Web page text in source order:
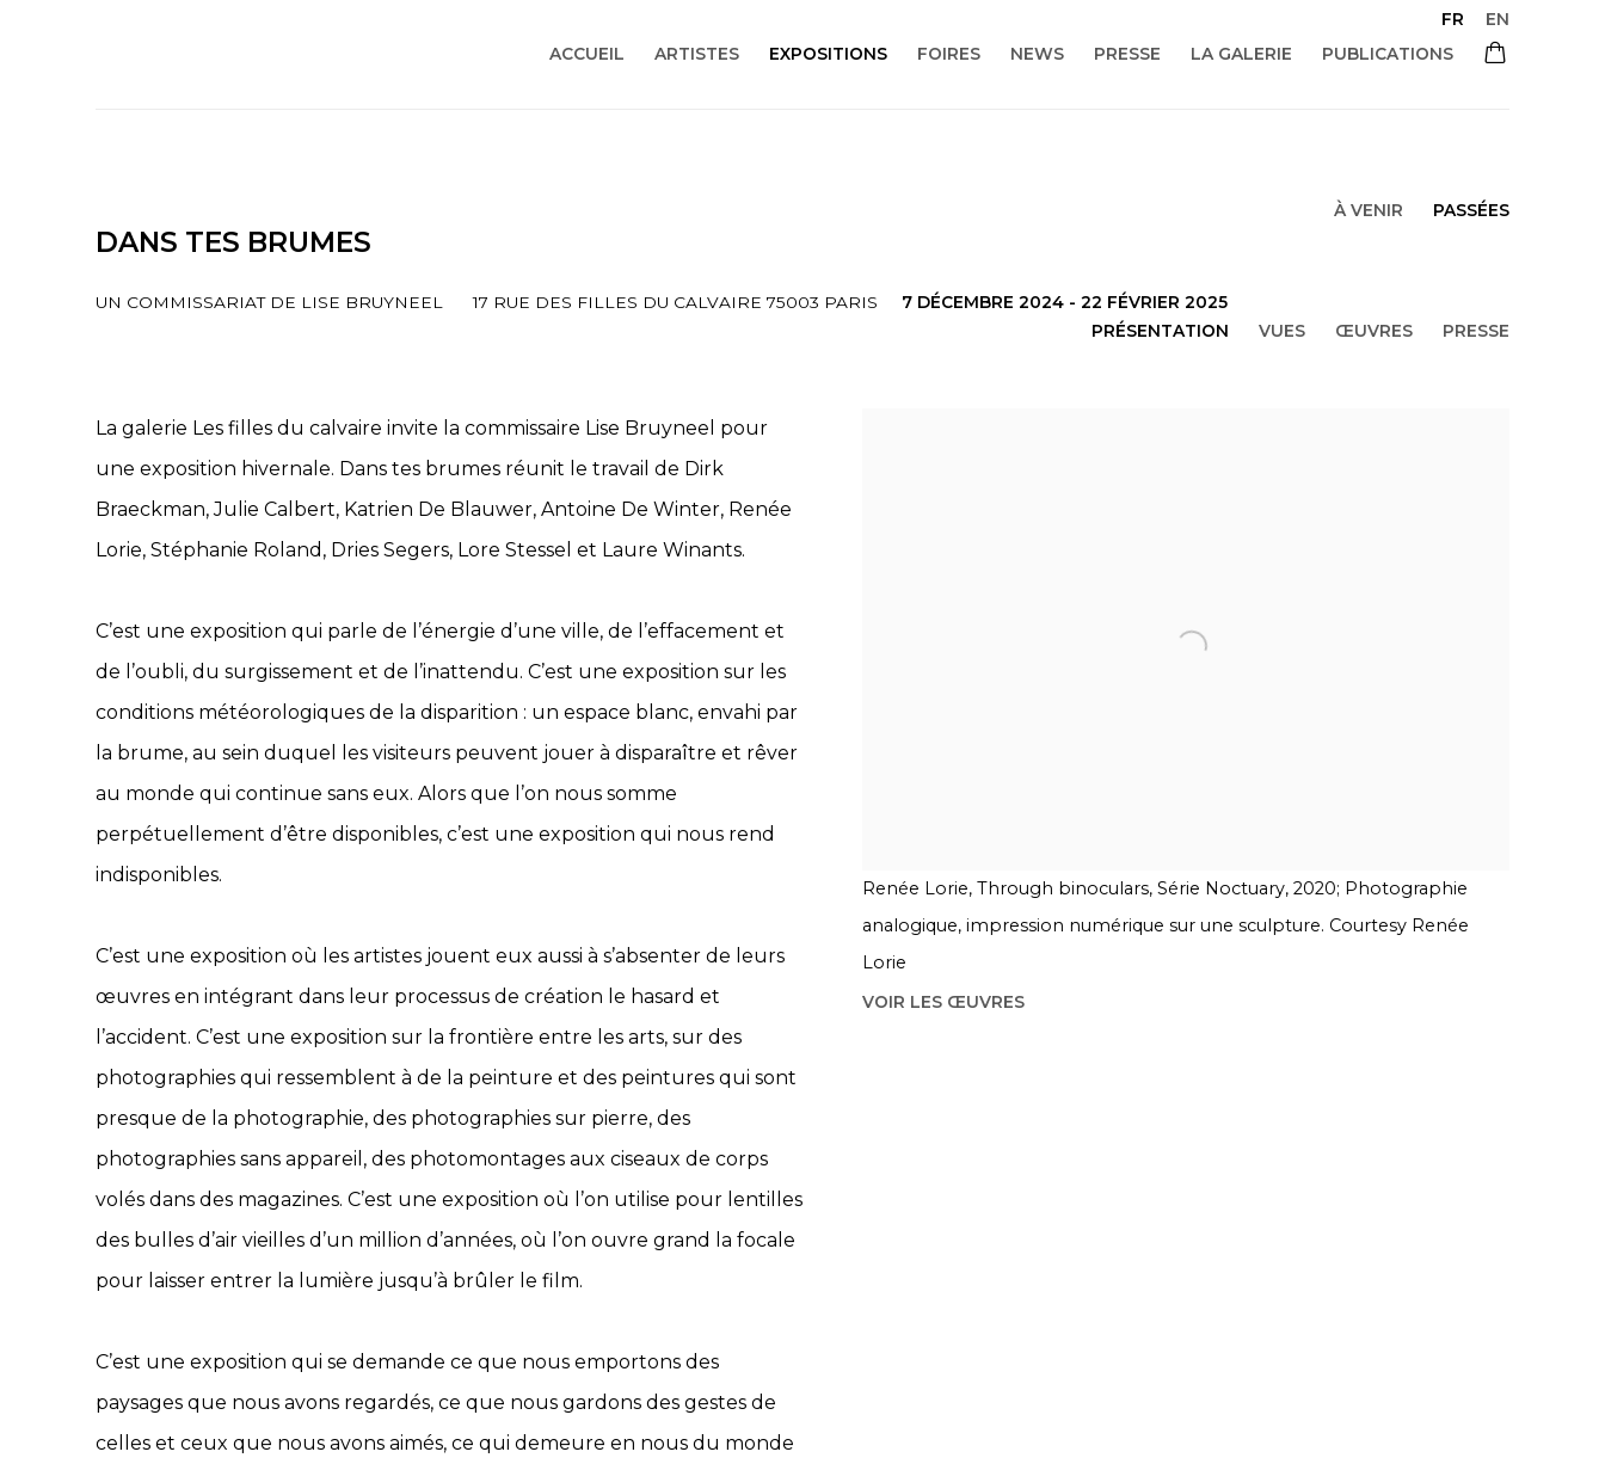
ACCUEIL ARTISTES EXPOSITIONS FOIRES NEWS PRESSE LA GALERIE PUBLICATIONS
FR EN
À VENIR PASSÉES
DANS TES BRUMES
UN COMMISSARIAT DE LISE BRUYNEEL 7 DÉCEMBRE 2024 - 22 FÉVRIER 2025
17 RUE DES FILLES DU CALVAIRE 75003 PARIS
PRÉSENTATION
VUES ŒUVRES PRESSE
Renée Lorie, Through binoculars, Série Noctuary, 2020; Photographie
analogique, impression numérique sur une sculpture. Courtesy Renée
Lorie
VOIR LES ŒUVRES
La galerie Les filles du calvaire invite la commissaire Lise Bruyneel pour
une exposition hivernale. Dans tes brumes réunit le travail de Dirk
Braeckman, Julie Calbert, Katrien De Blauwer, Antoine De Winter, Renée
Lorie, Stéphanie Roland, Dries Segers, Lore Stessel et Laure Winants.
C’est une exposition qui parle de l’énergie d’une ville, de l’effacement et
de l’oubli, du surgissement et de l’inattendu. C’est une exposition sur les
conditions météorologiques de la disparition : un espace blanc, envahi par
la brume, au sein duquel les visiteurs peuvent jouer à disparaître et rêver
au monde qui continue sans eux. Alors que l’on nous somme
perpétuellement d’être disponibles, c’est une exposition qui nous rend
indisponibles.
C’est une exposition où les artistes jouent eux aussi à s’absenter de leurs
œuvres en intégrant dans leur processus de création le hasard et
l’accident. C’est une exposition sur la frontière entre les arts, sur des
photographies qui ressemblent à de la peinture et des peintures qui sont
presque de la photographie, des photographies sur pierre, des
photographies sans appareil, des photomontages aux ciseaux de corps
volés dans des magazines. C’est une exposition où l’on utilise pour lentilles
des bulles d’air vieilles d’un million d’années, où l’on ouvre grand la focale
pour laisser entrer la lumière jusqu’à brûler le film.
C’est une exposition qui se demande ce que nous emportons des
paysages que nous avons regardés, ce que nous gardons des gestes de
celles et ceux que nous avons aimés, ce qui demeure en nous du monde